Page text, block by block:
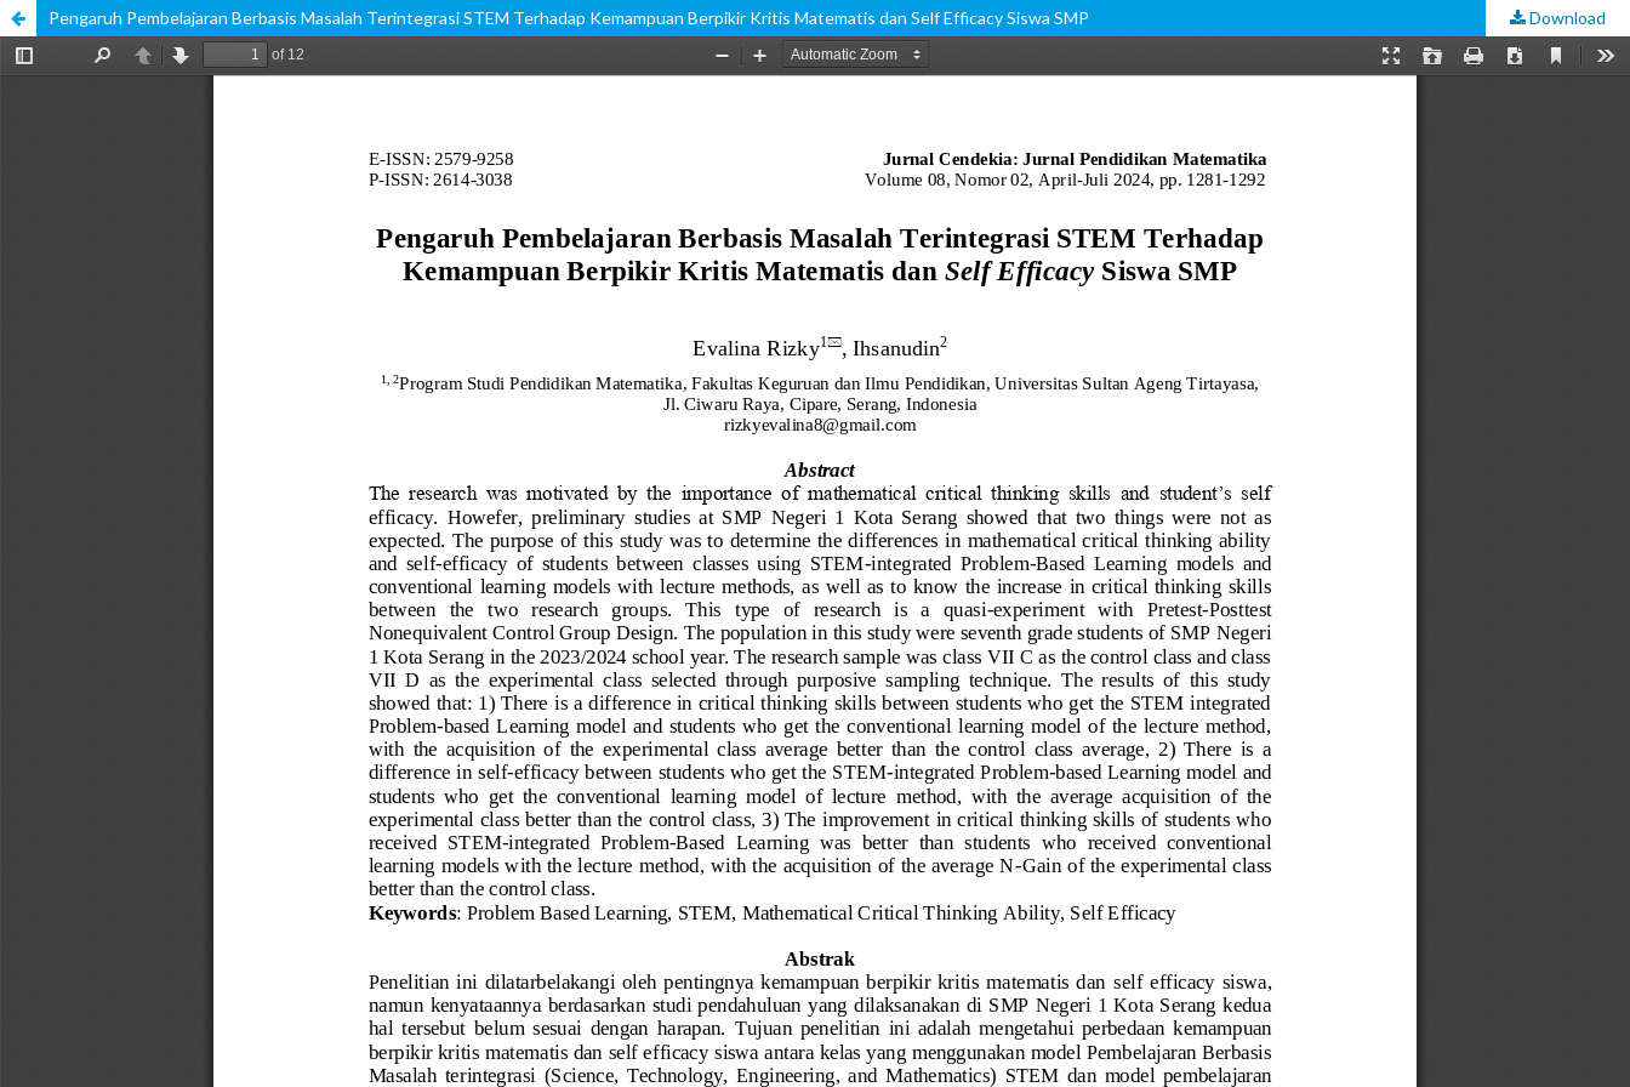
Pengaruh Pembelajaran Berbasis Masalah Terintegrasi STEM Terhadap Kemampuan Berpikir Kritis Matematis dan Self Efficacy Siswa SMP Download